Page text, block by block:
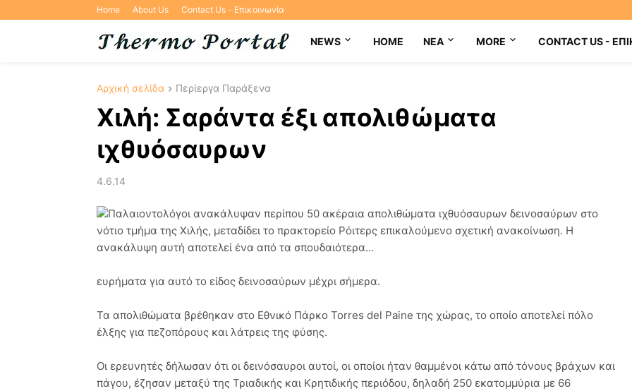
Home About Us Contact Us - Επικοινωνία
NEWS HOME NEA MORE CONTACT US -
Αρχική σελίδα Περίεργα Παράξενα
Χιλή: Σαράντα έξι απολιθώματα
ιχθυόσαυρων
4.6.14
Παλαιοντολόγοι ανακάλυψαν περίπου 50 ακέραια απολιθώματα ιχθυόσαυρων δεινοσαύρων στο
νότιο τμήμα της Χιλής, μεταδίδει το πρακτορείο Ρόιτερς επικαλούμενο σχετική ανακοίνωση. Η
ανακάλυψη αυτή αποτελεί ένα από τα σπουδαιότερα…
ευρήματα για αυτό το είδος δεινοσαύρων μέχρι σήμερα.
Τα απολιθώματα βρέθηκαν στο Εθνικό Πάρκο Torres del Paine της χώρας, το οποίο αποτελεί πόλο
έλξης για πεζοπόρους και λάτρεις της φύσης.
Οι ερευνητές δήλωσαν ότι οι δεινόσαυροι αυτοί, οι οποίοι ήταν θαμμένοι κάτω από τόνους βράχων και
πάγου, έζησαν μεταξύ της Τριαδικής και Κρητιδικής περιόδου, δηλαδή 250 εκατομμύρια με 66